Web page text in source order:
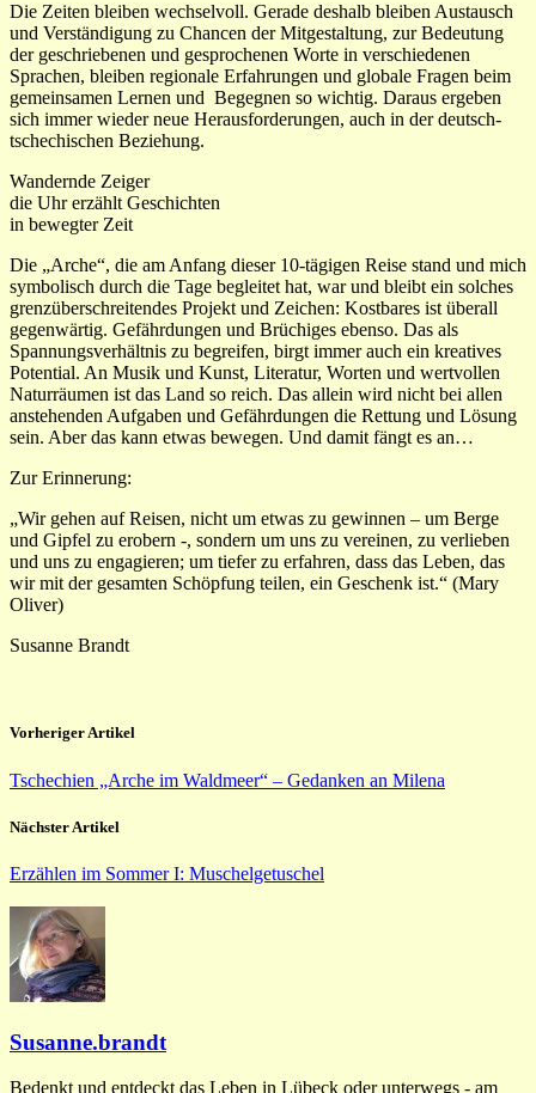
Die Zeiten bleiben wechselvoll. Gerade deshalb bleiben Austausch
und Verständigung zu Chancen der Mitgestaltung, zur Bedeutung
der geschriebenen und gesprochenen Worte in verschiedenen
Sprachen, bleiben regionale Erfahrungen und globale Fragen beim
gemeinsamen Lernen und Begegnen so wichtig. Daraus ergeben
sich immer wieder neue Herausforderungen, auch in der deutsch-
tschechischen Beziehung.
Wandernde Zeiger
die Uhr erzählt Geschichten
in bewegter Zeit
Die „Arche“, die am Anfang dieser 10-tägigen Reise stand und mich
symbolisch durch die Tage begleitet hat, war und bleibt ein solches
grenzüberschreitendes Projekt und Zeichen: Kostbares ist überall
gegenwärtig. Gefährdungen und Brüchiges ebenso. Das als
Spannungsverhältnis zu begreifen, birgt immer auch ein kreatives
Potential. An Musik und Kunst, Literatur, Worten und wertvollen
Naturräumen ist das Land so reich. Das allein wird nicht bei allen
anstehenden Aufgaben und Gefährdungen die Rettung und Lösung
sein. Aber das kann etwas bewegen. Und damit fängt es an…
Zur Erinnerung:
„Wir gehen auf Reisen, nicht um etwas zu gewinnen – um Berge
und Gipfel zu erobern -, sondern um uns zu vereinen, zu verlieben
und uns zu engagieren; um tiefer zu erfahren, dass das Leben, das
wir mit der gesamten Schöpfung teilen, ein Geschenk ist.“ (Mary
Oliver)
Susanne Brandt
Vorheriger Artikel
Tschechien „Arche im Waldmeer“ – Gedanken an Milena
Nächster Artikel
Erzählen im Sommer I: Muschelgetuschel
Susanne.brandt
Bedenkt und entdeckt das Leben in Lübeck oder unterwegs - am